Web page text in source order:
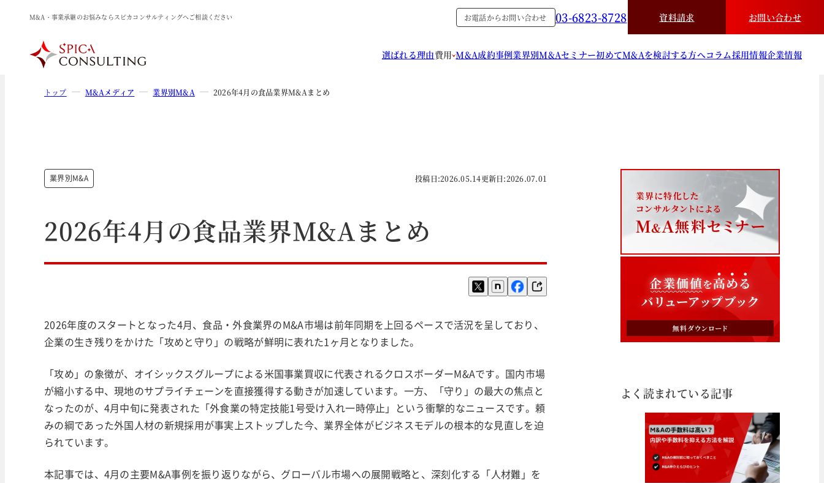
M&A・事業承継のお悩みならスピカコンサルティングへご相談ください お電話からお問い合わせ 03-6823-8728 資料請求 お問い合わせ
選ばれる理由費用 M&A成約事例業界別M&Aセミナー初めてM&Aを検討する方へコラム採用情報企業情報
トップ M&Aメディア 業界別M&A 2026年4月の食品業界M&Aまとめ
業界別M&A 投稿日:2026.05.14更新日:2026.07.01
2026年4月の食品業界M&Aまとめ
2026年度のスタートとなった4月、食品・外食業界のM&A市場は前年同期を上回るペースで活況を呈しており、
企業の生き残りをかけた「攻めと守り」の戦略が鮮明に表れた1ヶ月となりました。
「攻め」の象徴が、オイシックスグループによる米国事業買収に代表されるクロスボーダーM&Aです。国内市場
が縮小する中、現地のサプライチェーンを直接獲得する動きが加速しています。一方、「守り」の最大の焦点と
なったのが、4月中旬に発表された「外食業の特定技能1号受け入れ一時停止」という衝撃的なニュースです。頼
みの綱であった外国人材の新規採用が事実上ストップした今、業界全体がビジネスモデルの根本的な見直しを迫
られています。
本記事では、4月の主要M&A事例を振り返りながら、グローバル市場への展開戦略と、深刻化する「人材難」を
よく読まれている記事